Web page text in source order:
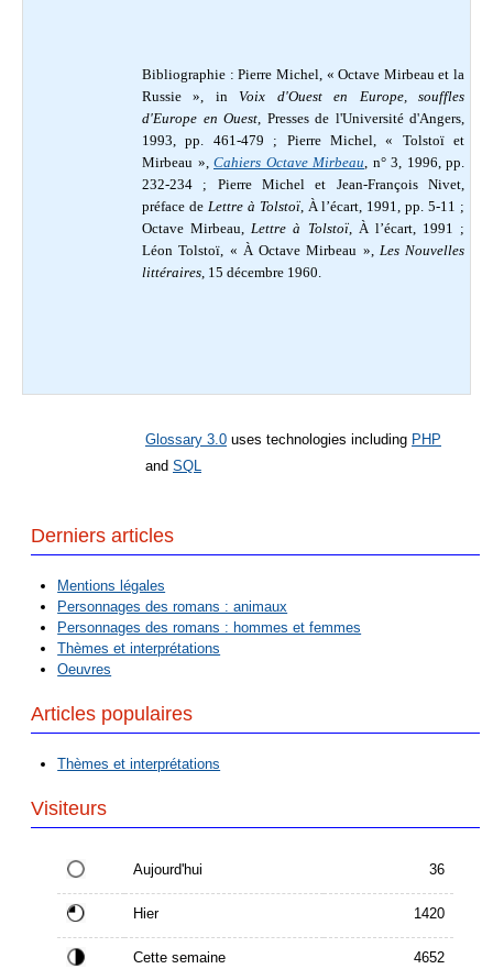
Bibliographie : Pierre Michel, « Octave Mirbeau et la
Russie », inVoix d'Ouest en Europe, souffles
d'Europe en Ouest, Presses de l'Université d'Angers,
1993, pp. 461-479 ; Pierre Michel, « Tolstoï et
Mirbeau », Cahiers Octave Mirbeau, n° 3, 1996, pp.
232-234 ; Pierre Michel et Jean-François Nivet,
préface de Lettre à Tolstoï, À l’écart, 1991, pp. 5-11 ;
Octave Mirbeau,Lettre à Tolstoï, À l’écart, 1991 ;
Léon Tolstoï, « À Octave Mirbeau », Les Nouvelles
littéraires, 15 décembre 1960.
Glossary 3.0 uses technologies including PHP
and SQL
Derniers articles
Mentions légales
Personnages des romans : animaux
Personnages des romans : hommes et femmes
Thèmes et interprétations
Oeuvres
Articles populaires
Thèmes et interprétations
Visiteurs
Aujourd'hui 36
Hier 1420
Cette semaine 4652